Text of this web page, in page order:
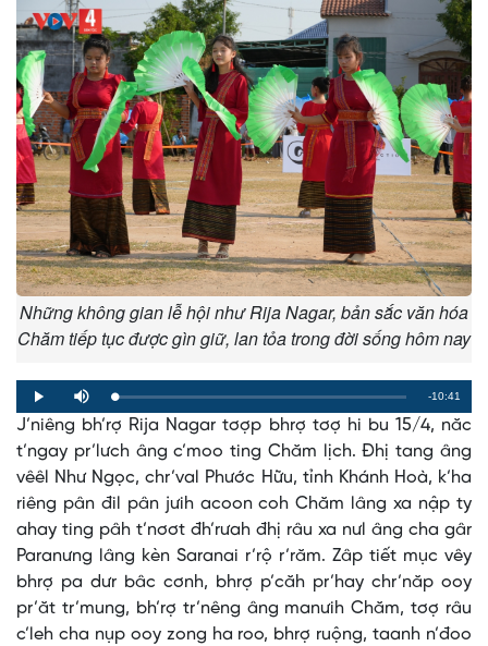
Những không gian lễ hội như Rija Nagar, bản sắc văn hóa
Chăm tiếp tục được gìn giữ, lan tỏa trong đời sống hôm nay
Play Mute Loaded:
0%
Progress:
0%
Remaining
Time
-10:41
J’niêng bh’rợ Rija Nagar tơợp bhrợ tơợ hi bu 15/4, năc
t’ngay pr’lưch âng c’moo ting Chăm lịch. Đhị tang âng
vêêl Như Ngọc, chr’val Phước Hữu, tỉnh Khánh Hoà, k’ha
riêng pân đil pân jưih acoon coh Chăm lâng xa nập ty
ahay ting pâh t’nơơt đh’rưah đhị râu xa nưl âng cha gâr
Paranưng lâng kèn Saranai r’rộ r’răm. Zâp tiết mục vêy
bhrợ pa dưr bâc cơnh, bhrợ p’căh pr’hay chr’năp ooy
pr’ăt tr’mung, bh’rợ tr’nêng âng manưih Chăm, tơợ râu
c’leh cha nụp ooy zong ha roo, bhrợ ruộng, taanh n’đoo